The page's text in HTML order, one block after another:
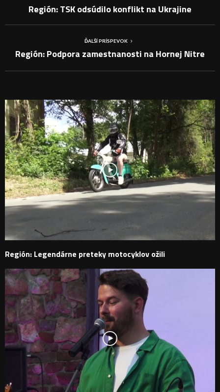
Región: TSK odsúdilo konflikt na Ukrajine
ĎALŠÍ PRÍSPEVOK
Región: Podpora zamestnanosti na Hornej Nitre
Región: Legendárne preteky motocyklov ožili